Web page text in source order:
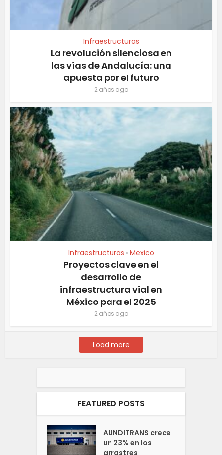
Infraestructuras
La revolución silenciosa en
las vías de Andalucía: una
apuesta por el futuro
2 años ago
Infraestructuras • Mexico
Proyectos clave en el
desarrollo de
infraestructura vial en
México para el 2025
2 años ago
Load more
FEATURED POSTS
AUNDITRANS crece
un 23% en los
arrastres